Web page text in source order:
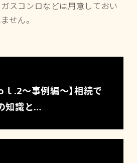
スコンロなどは用意しておい
せん。
ｌ.2～事例編～】相続で
知識と…